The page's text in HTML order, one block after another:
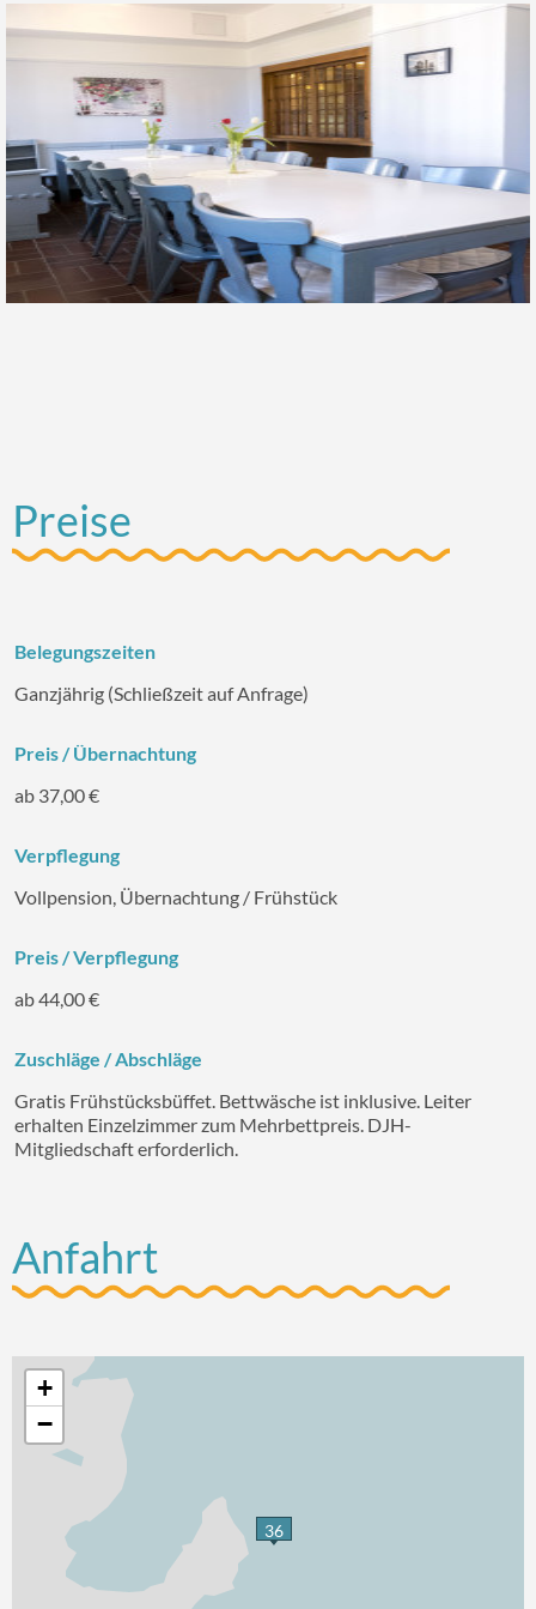
Preise
Belegungszeiten
Ganzjährig (Schließzeit auf Anfrage)
Preis / Übernachtung
ab 37,00 €
Verpflegung
Vollpension, Übernachtung / Frühstück
Preis / Verpflegung
ab 44,00 €
Zuschläge / Abschläge
Gratis Frühstücksbüffet. Bettwäsche ist inklusive. Leiter
erhalten Einzelzimmer zum Mehrbettpreis. DJH-
Mitgliedschaft erforderlich.
Anfahrt
36
+
−